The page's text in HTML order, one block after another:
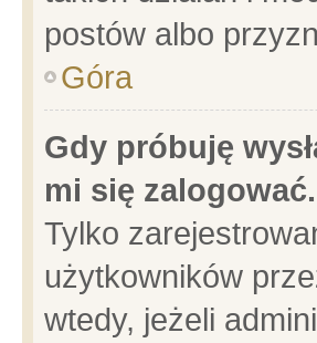
postów albo
Góra
Gdy próbuję
mi się
Tylko
użytkowników
wtedy, jeżeli